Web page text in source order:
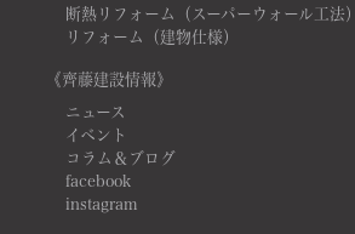
断熱リフォーム（スーパーウォール工法）
リフォーム（建物仕様）
《齊藤建設情報》
ニュース
イベント
コラム＆ブログ
facebook
instagram